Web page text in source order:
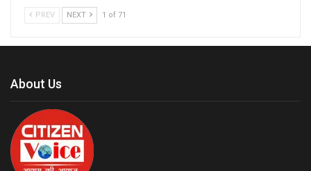
PREV NEXT 1 of 71
About Us